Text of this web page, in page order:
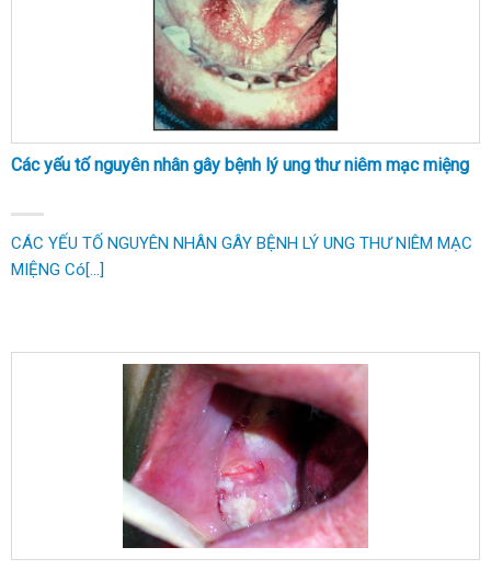
Các yếu tố nguyên nhân gây bệnh lý ung thư niêm mạc miệng
CÁC YẾU TỐ NGUYÊN NHÂN GÂY BỆNH LÝ UNG THƯ NIÊM MẠC
MIỆNG Có[...]